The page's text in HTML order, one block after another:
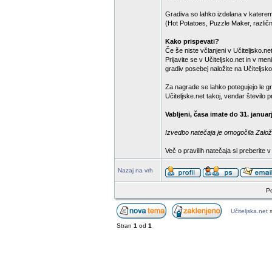
Gradiva so lahko izdelana v
(Hot Potatoes, Puzzle Maker,
Kako prispevati?
Če še niste včlanjeni v
Prijavite se v Učiteljsko.net in v
gradiv posebej naložite na
Za nagrade se lahko potegujejo le
Učiteljske.net takoj, vendar število
Vabljeni, časa imate do 31.
Izvedbo natečaja je omogočila
Več o pravilih natečaja si preberite v
Nazaj na vrh
Učiteljska.net
Stran 1 od 1